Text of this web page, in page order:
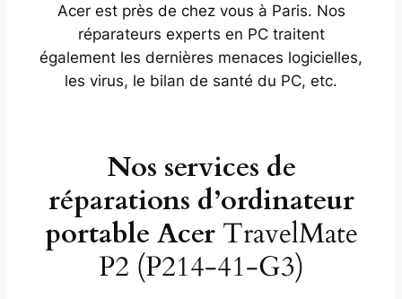
Acer est près de chez vous à Paris. Nos
réparateurs experts en PC traitent
également les dernières menaces logicielles,
les virus, le bilan de santé du PC, etc.
Nos services de
réparations d’ordinateur
portable AcerTravelMate
P2 (P214-41-G3)